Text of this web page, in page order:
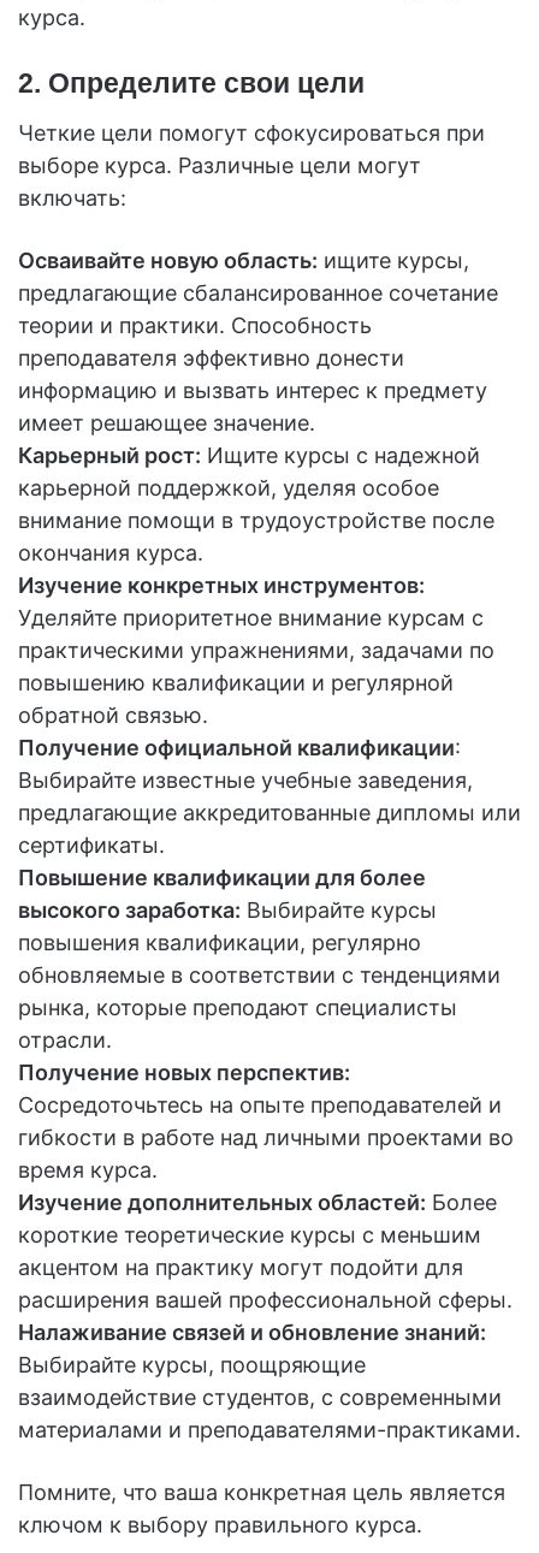
курса.
2. Определите свои цели
Четкие цели помогут сфокусироваться при
выборе курса. Различные цели могут
включать:
Осваивайте новую область: ищите курсы,
предлагающие сбалансированное сочетание
теории и практики. Способность
преподавателя эффективно донести
информацию и вызвать интерес к предмету
имеет решающее значение.
Карьерный рост: Ищите курсы с надежной
карьерной поддержкой, уделяя особое
внимание помощи в трудоустройстве после
окончания курса.
Изучение конкретных инструментов:
Уделяйте приоритетное внимание курсам с
практическими упражнениями, задачами по
повышению квалификации и регулярной
обратной связью.
Получение официальной квалификации:
Выбирайте известные учебные заведения,
предлагающие аккредитованные дипломы или
сертификаты.
Повышение квалификации для более
высокого заработка: Выбирайте курсы
повышения квалификации, регулярно
обновляемые в соответствии с тенденциями
рынка, которые преподают специалисты
отрасли.
Получение новых перспектив:
Сосредоточьтесь на опыте преподавателей и
гибкости в работе над личными проектами во
время курса.
Изучение дополнительных областей: Более
короткие теоретические курсы с меньшим
акцентом на практику могут подойти для
расширения вашей профессиональной сферы.
Налаживание связей и обновление знаний:
Выбирайте курсы, поощряющие
взаимодействие студентов, с современными
материалами и преподавателями-практиками.
Помните, что ваша конкретная цель является
ключом к выбору правильного курса.